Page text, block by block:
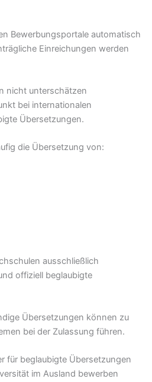
Bewerbungsportale automatisch
Einreichungen werden
nicht unterschätzen
bei internationalen
Übersetzungen.
die Übersetzung von:
ausschließlich
offiziell beglaubigte
Übersetzungen können zu
bei der Zulassung führen.
für beglaubigte Übersetzungen
im Ausland bewerben